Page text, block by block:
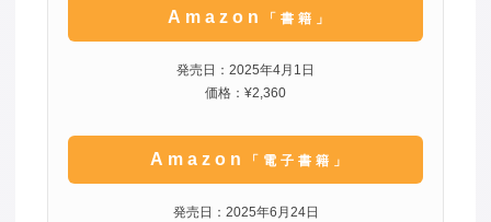
Amazon 「書籍」
発売日：2025年4月1日
価格：¥2,360
Amazon 「電子書籍」
発売日：2025年6月24日